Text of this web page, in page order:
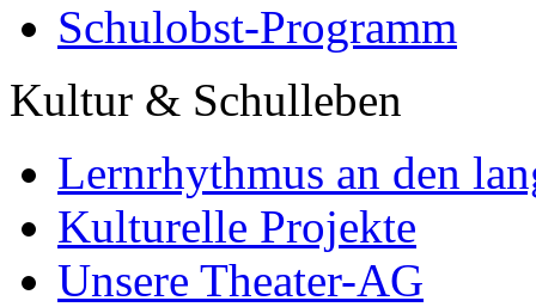
Schulobst-Programm
Kultur & Schulleben
Lernrhythmus an den
Kulturelle Projekte
Unsere Theater-AG